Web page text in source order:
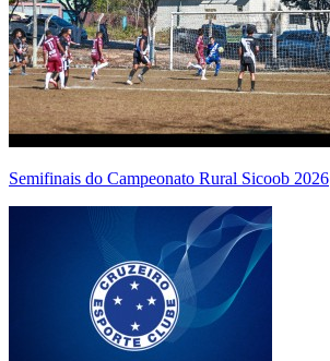
Semifinais do Campeonato Rural Sicoob 2026